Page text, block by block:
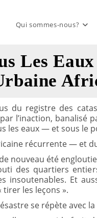
Qui sommes-nous?
Les
du registre des
l’inaction, banalisé
les eaux — et sous le
récurrente — et
nouveau été
des quartiers
insoutenables. Et
les leçons ».
se répète avec la